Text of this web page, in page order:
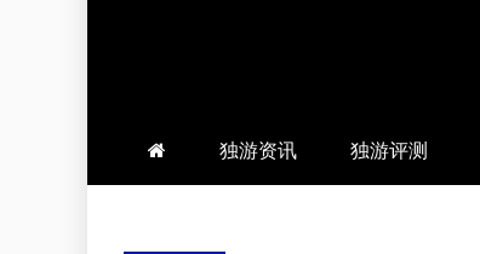
羽风手帐
独游资讯 独游评测